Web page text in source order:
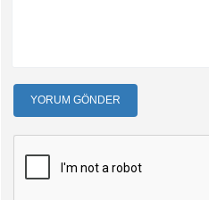
YORUM GÖNDER